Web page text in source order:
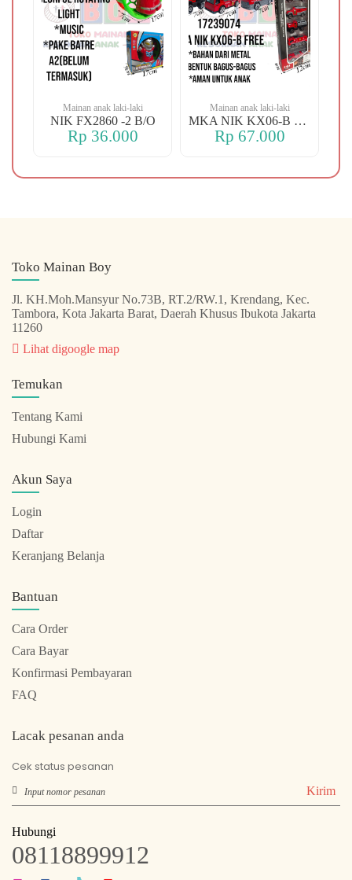
Mainan anak laki-laki
NIK FX2860 -2 B/O
Rp 36.000
Mainan anak laki-laki
MKA NIK KX06-B FREE
Rp 67.000
Toko Mainan Boy
Jl. KH.Moh.Mansyur No.73B, RT.2/RW.1, Krendang, Kec.
Tambora, Kota Jakarta Barat, Daerah Khusus Ibukota Jakarta
11260
Lihat digoogle map
Temukan
Tentang Kami
Hubungi Kami
Akun Saya
Login
Daftar
Keranjang Belanja
Bantuan
Cara Order
Cara Bayar
Konfirmasi Pembayaran
FAQ
Lacak pesanan anda
Cek status pesanan
Kirim
Hubungi
08118899912